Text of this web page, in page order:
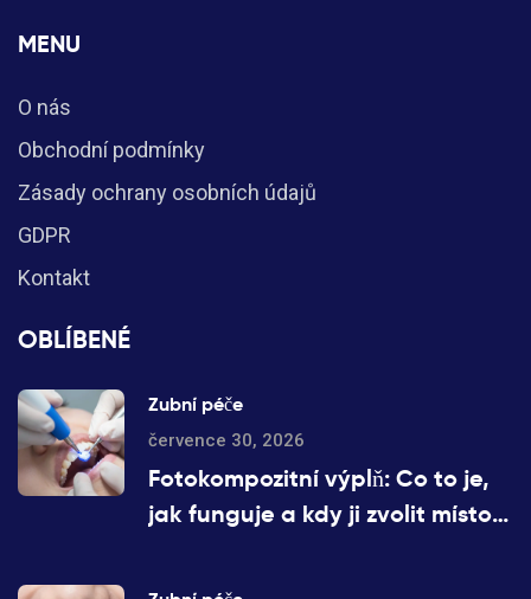
MENU
O nás
Obchodní podmínky
Zásady ochrany osobních údajů
GDPR
Kontakt
OBLÍBENÉ
Zubní péče
července 30, 2026
Fotokompozitní výplň: Co to je,
jak funguje a kdy ji zvolit místo